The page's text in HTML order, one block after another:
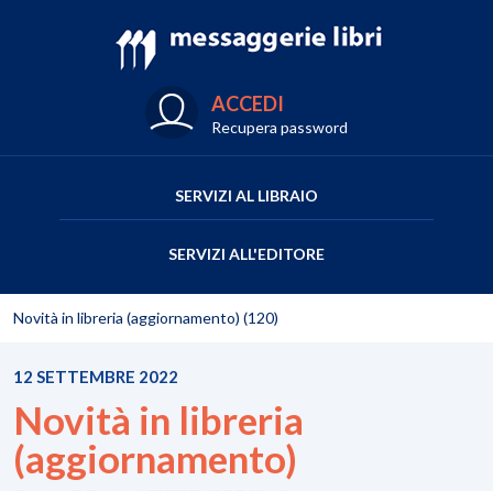
ACCEDI
Recupera password
SERVIZI AL LIBRAIO
SERVIZI ALL'EDITORE
Novità in libreria (aggiornamento) (120)
12 SETTEMBRE 2022
Novità in libreria
(aggiornamento)